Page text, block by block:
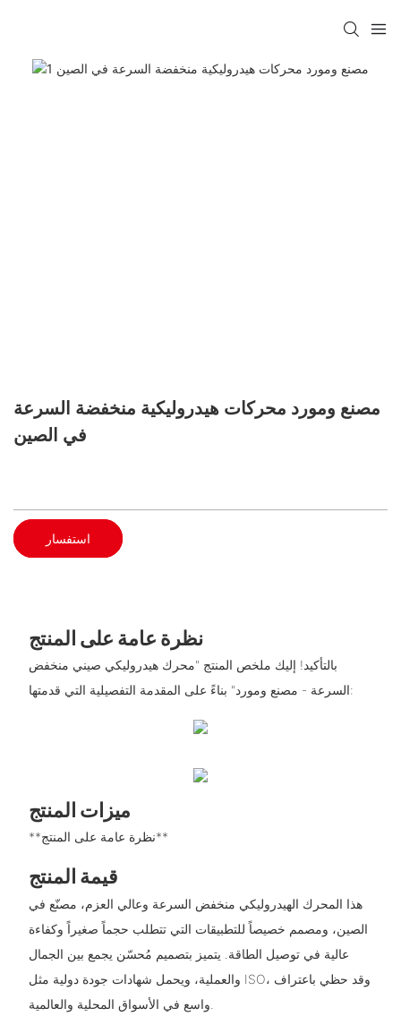
مصنع ومورد محركات هيدروليكية منخفضة السرعة
في الصين
استفسار
نظرة عامة على المنتج
بالتأكيد! إليك ملخص المنتج "محرك هيدروليكي صيني منخفض
السرعة - مصنع ومورد" بناءً على المقدمة التفصيلية التي قدمتها:
ميزات المنتج
**نظرة عامة على المنتج**
قيمة المنتج
هذا المحرك الهيدروليكي منخفض السرعة وعالي العزم، مصنّع في
الصين، ومصمم خصيصاً للتطبيقات التي تتطلب حجماً صغيراً وكفاءة
عالية في توصيل الطاقة. يتميز بتصميم مُحسّن يجمع بين الجمال
والعملية، ويحمل شهادات جودة دولية مثل ISO، وقد حظي باعتراف